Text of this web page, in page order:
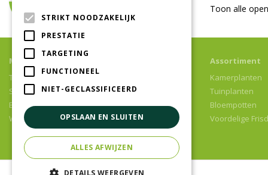
Toon alle
Meer informatie
Tuincentrum
Speelparadijs
Bloemenwinkel
Woonwinkel
Assortiment
Kamerplanten
Tuinplanten
Bloempotten
Voordelige
STRIKT NOODZAKELIJK
PRESTATIE
TARGETING
FUNCTIONEEL
NIET-GECLASSIFICEERD
OPSLAAN EN SLUITEN
ALLES AFWIJZEN
DETAILS WEERGEVEN